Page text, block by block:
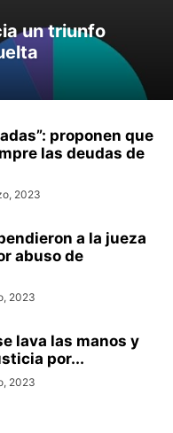
un triunfo
proponen que
las deudas de
2023
a la jueza
abuso de
2023
lava las manos y
por...
2023